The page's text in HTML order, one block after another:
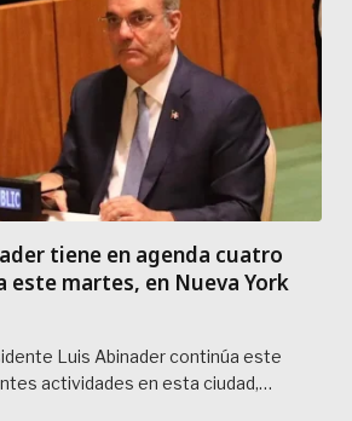
tiene en agenda cuatro
este martes, en Nueva York
Luis Abinader continúa este
actividades en esta ciudad,…